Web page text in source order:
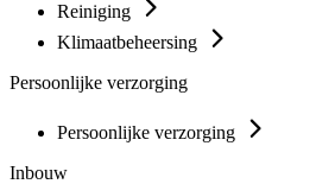
Reiniging
Klimaatbeheersing
Persoonlijke verzorging
Persoonlijke verzorging
Inbouw